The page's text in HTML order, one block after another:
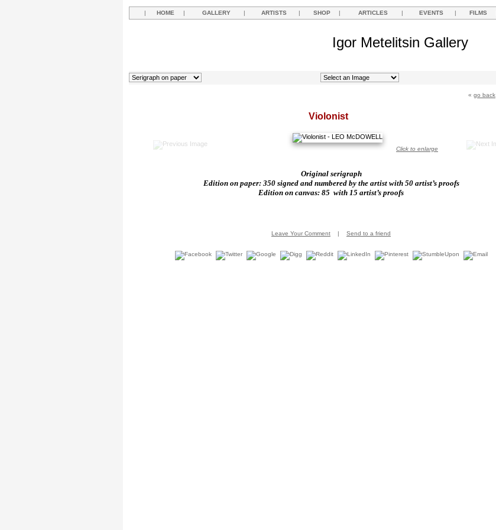
| HOME | GALLERY | ARTISTS | SHOP | ARTICLES | EVENTS | FILMS
Igor Metelitsin Gallery
« go back
Violonist
Click to enlarge
Original serigraph
Edition on paper: 350 signed and numbered by the artist with 50 artist’s proofs
Edition on canvas: 85 with 15 artist’s proofs
Leave Your Comment | Send to a friend